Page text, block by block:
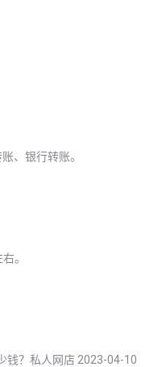
、银行转账。
。
钱？私人网店 2023-04-10